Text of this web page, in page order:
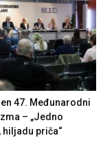
47. Međunarodni
– „Jedno
hiljadu priča“